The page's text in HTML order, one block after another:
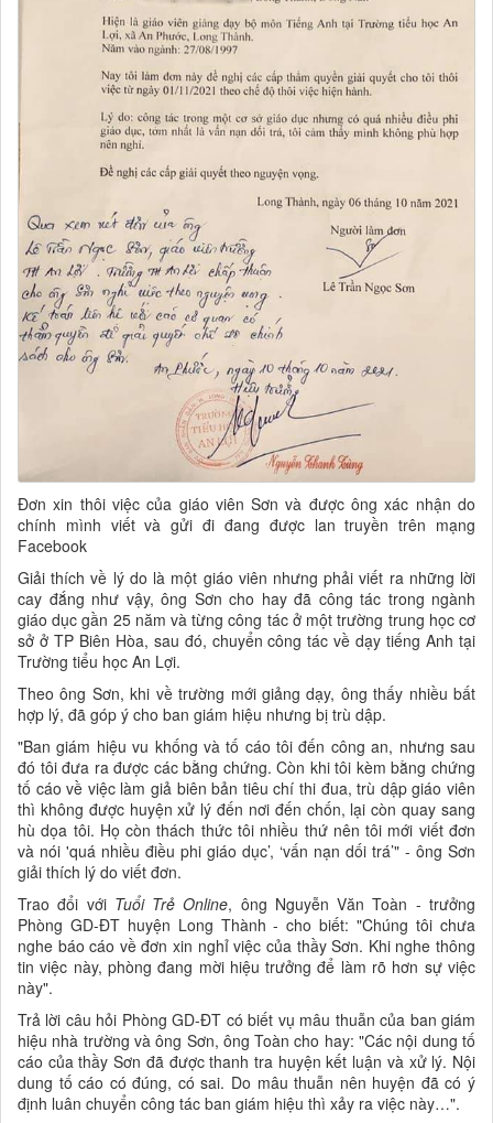
Đơn xin thôi việc của giáo viên Sơn và được ông xác nhận do
chính mình viết và gửi đi đang được lan truyền trên mạng
Facebook
Giải thích về lý do là một giáo viên nhưng phải viết ra những lời
cay đắng như vậy, ông Sơn cho hay đã công tác trong ngành
giáo dục gần 25 năm và từng công tác ở một trường trung học cơ
sở ở TP Biên Hòa, sau đó, chuyển công tác về dạy tiếng Anh tại
Trường tiểu học An Lợi.
Theo ông Sơn, khi về trường mới giảng dạy, ông thấy nhiều bất
hợp lý, đã góp ý cho ban giám hiệu nhưng bị trù dập.
"Ban giám hiệu vu khống và tố cáo tôi đến công an, nhưng sau
đó tôi đưa ra được các bằng chứng. Còn khi tôi kèm bằng chứng
tố cáo về việc làm giả biên bản tiêu chí thi đua, trù dập giáo viên
thì không được huyện xử lý đến nơi đến chốn, lại còn quay sang
hù dọa tôi. Họ còn thách thức tôi nhiều thứ nên tôi mới viết đơn
và nói 'quá nhiều điều phi giáo dục’, ‘vấn nạn dối trá’" - ông Sơn
giải thích lý do viết đơn.
Trao đổi với Tuổi Trẻ Online, ông Nguyễn Văn Toàn - trưởng
Phòng GD-ĐT huyện Long Thành - cho biết: "Chúng tôi chưa
nghe báo cáo về đơn xin nghỉ việc của thầy Sơn. Khi nghe thông
tin việc này, phòng đang mời hiệu trưởng để làm rõ hơn sự việc
này".
Trả lời câu hỏi Phòng GD-ĐT có biết vụ mâu thuẫn của ban giám
hiệu nhà trường và ông Sơn, ông Toàn cho hay: "Các nội dung tố
cáo của thầy Sơn đã được thanh tra huyện kết luận và xử lý. Nội
dung tố cáo có đúng, có sai. Do mâu thuẫn nên huyện đã có ý
định luân chuyển công tác ban giám hiệu thì xảy ra việc này…".